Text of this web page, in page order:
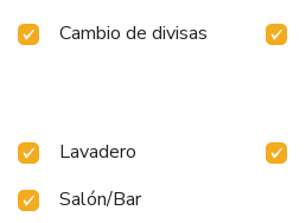
Cambio de divisas
Lavadero
Salón/Bar